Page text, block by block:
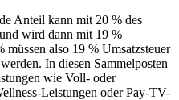
Anteil kann mit 20 % des
wird dann mit 19 %
müssen also 19 % Umsatzsteuer
In diesen Sammelposten
wie Voll- oder
Leistungen oder Pay-TV-